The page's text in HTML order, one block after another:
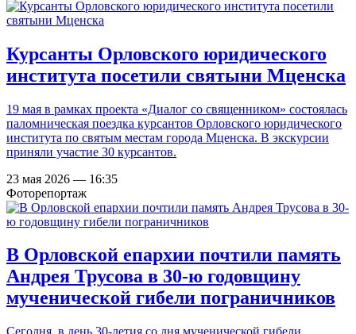
Курсанты Орловского юридического
института посетили святыни Мценска
19 мая в рамках проекта «Диалог со священником» состоялась
паломническая поездка курсантов Орловского юридического
института по святым местам города Мценска. В экскурсии
приняли участие 30 курсантов.
23 мая 2026 — 16:35
Фоторепортаж
В Орловской епархии почтили память
Андрея Трусова в 30-ю годовщину
мученической гибели пограничников